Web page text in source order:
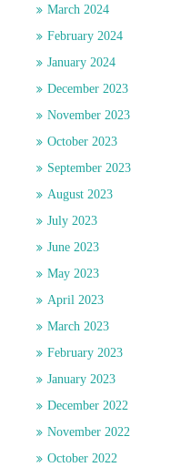
March 2024
February 2024
January 2024
December 2023
November 2023
October 2023
September 2023
August 2023
July 2023
June 2023
May 2023
April 2023
March 2023
February 2023
January 2023
December 2022
November 2022
October 2022